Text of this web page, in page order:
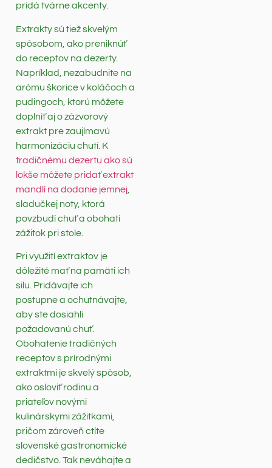
pridá tvárne akcenty.
Extrakty sú tiež skvelým
spôsobom, ako preniknúť
do receptov na dezerty.
Napríklad, nezabudnite na
arómu škorice v koláčoch a
pudingoch, ktorú môžete
doplniť aj o zázvorový
extrakt pre zaujímavú
harmonizáciu chutí. K
tradičnému dezertu ako sú
lokše môžete pridať extrakt
mandlí na dodanie jemnej
sladučkej noty, ktorá
povzbudí chuť a obohatí
zážitok pri stole.
Pri využití extraktov je
dôležité mať na pamäti ich
silu. Pridávajte ich
postupne a ochutnávajte,
aby ste dosiahli
požadovanú chuť.
Obohatenie tradičných
receptov s prírodnými
extraktmi je skvelý spôsob,
ako osloviť rodinu a
priateľov novými
kulinárskymi zážitkami,
pričom zároveň ctíte
slovenské gastronomické
dedičstvo. Tak neváhajte a